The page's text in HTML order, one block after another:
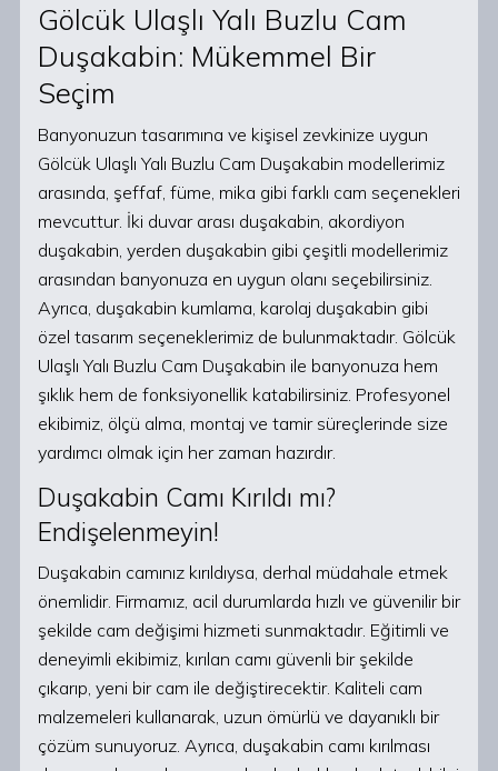
Gölcük Ulaşlı Yalı Buzlu Cam
Duşakabin: Mükemmel Bir
Seçim
Banyonuzun tasarımına ve kişisel zevkinize uygun
Gölcük Ulaşlı Yalı Buzlu Cam Duşakabin modellerimiz
arasında, şeffaf, füme, mika gibi farklı cam seçenekleri
mevcuttur. İki duvar arası duşakabin, akordiyon
duşakabin, yerden duşakabin gibi çeşitli modellerimiz
arasından banyonuza en uygun olanı seçebilirsiniz.
Ayrıca, duşakabin kumlama, karolaj duşakabin gibi
özel tasarım seçeneklerimiz de bulunmaktadır. Gölcük
Ulaşlı Yalı Buzlu Cam Duşakabin ile banyonuza hem
şıklık hem de fonksiyonellik katabilirsiniz. Profesyonel
ekibimiz, ölçü alma, montaj ve tamir süreçlerinde size
yardımcı olmak için her zaman hazırdır.
Duşakabin Camı Kırıldı mı?
Endişelenmeyin!
Duşakabin camınız kırıldıysa, derhal müdahale etmek
önemlidir. Firmamız, acil durumlarda hızlı ve güvenilir bir
şekilde cam değişimi hizmeti sunmaktadır. Eğitimli ve
deneyimli ekibimiz, kırılan camı güvenli bir şekilde
çıkarıp, yeni bir cam ile değiştirecektir. Kaliteli cam
malzemeleri kullanarak, uzun ömürlü ve dayanıklı bir
çözüm sunuyoruz. Ayrıca, duşakabin camı kırılması